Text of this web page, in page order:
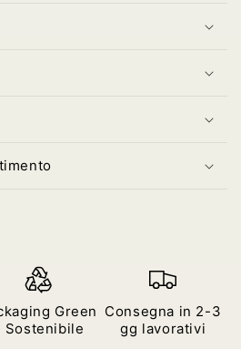
Green
Sostenibile
Consegna in 2-3
gg lavorativi